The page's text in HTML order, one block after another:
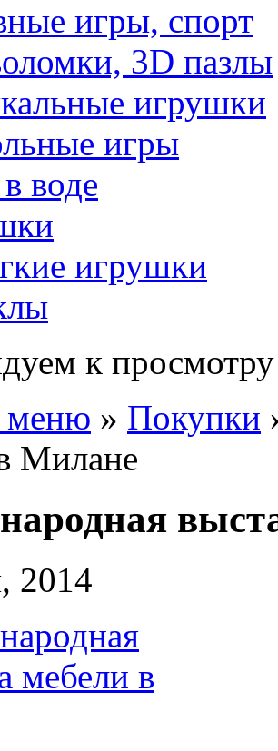
игры, спорт
3D пазлы
игрушки
игры
воде
игрушки
к просмотру
меню » Покупки
Милане
2014